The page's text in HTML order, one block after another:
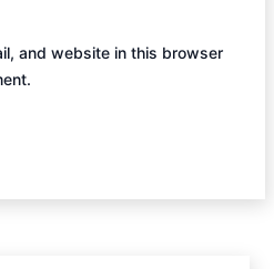
and website in this browser